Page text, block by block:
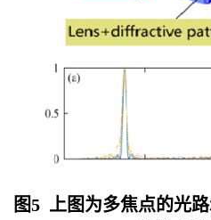
图5 上图为多焦点的光